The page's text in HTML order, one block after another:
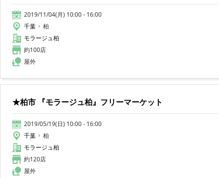
2019/11/04(月) 10:00 - 16:00
千葉
柏
モラージュ柏
約100店
屋外
★柏市 『モラージュ柏』フリーマーケット
2019/05/19(日) 10:00 - 16:00
千葉
柏
モラージュ柏
約120店
屋外